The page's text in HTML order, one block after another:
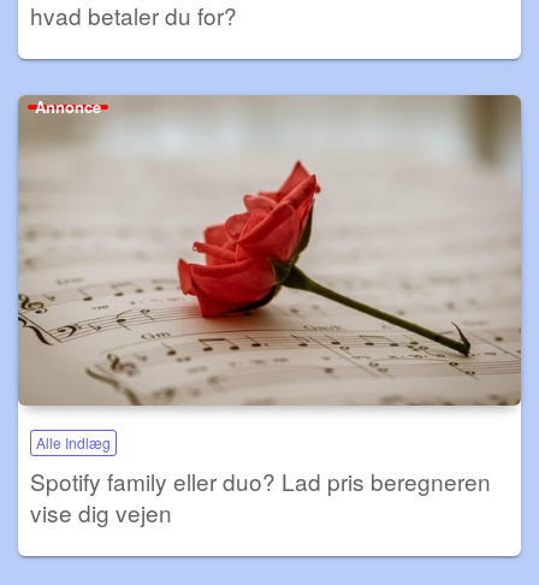
hvad betaler du for?
Annonce
Alle Indlæg
Spotify family eller duo? Lad pris beregneren
vise dig vejen